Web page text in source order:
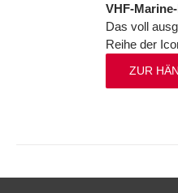
VHF-
Das voll
Reihe der
ZUR